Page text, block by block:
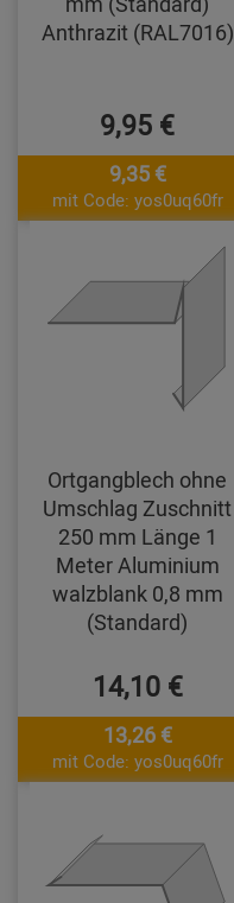
Anthrazit (RAL7016)
9,95 €
9,35 €
mit Code: yos0uq60fr
Ortgangblech ohne
Umschlag Zuschnitt
250 mm Länge 1
Meter Aluminium
walzblank 0,8 mm
(Standard)
14,10 €
13,26 €
mit Code: yos0uq60fr